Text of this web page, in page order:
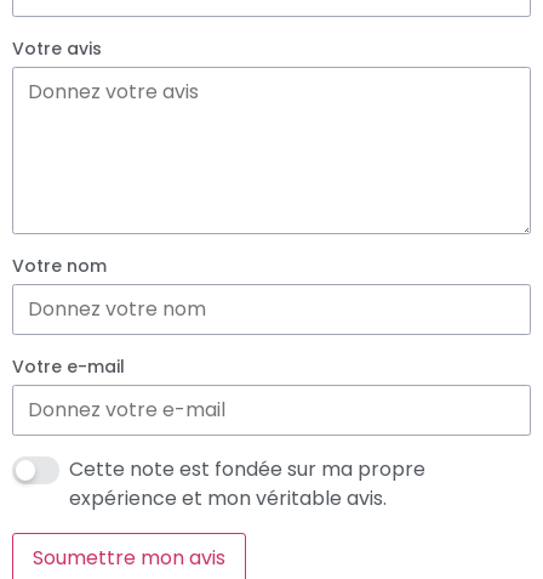
Votre avis
Votre nom
Votre e-mail
Cette note est fondée sur ma propre
expérience et mon véritable avis.
Soumettre mon avis